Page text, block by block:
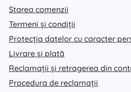
Starea comenzii
Termeni și condiții
Protecția datelor cu caracter
Livrare și plată
Reclamații și retragerea din
Procedura de reclamații